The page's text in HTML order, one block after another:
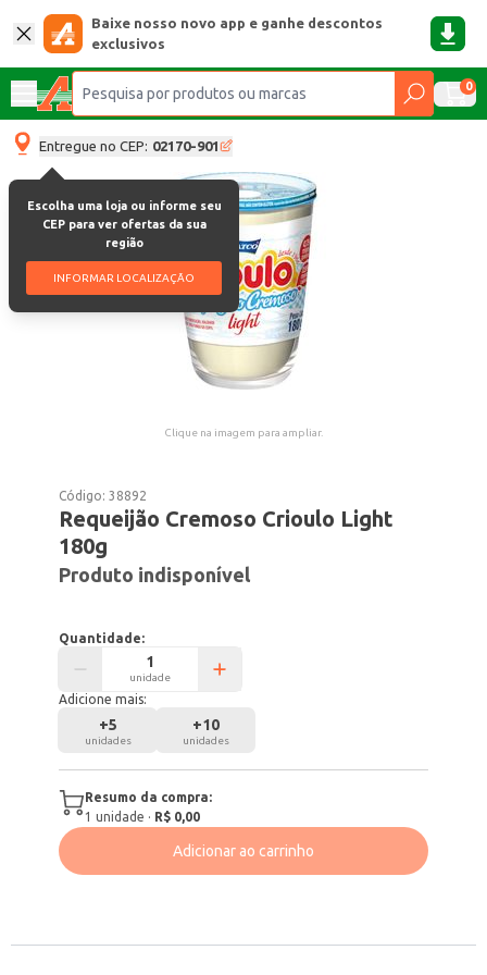
Baixe nosso novo app e ganhe descontos
exclusivos
0
Entregue no CEP: 02170-901
Escolha uma loja ou informe seu
CEP para ver ofertas da sua
região
INFORMAR LOCALIZAÇÃO
Clique na imagem para ampliar.
Código:38892
Requeijão Cremoso Crioulo Light
180g
Produto indisponível
Quantidade:
unidade
Adicione mais:
+5
unidades
+10
unidades
Resumo da compra:
1 unidade · R$ 0,00
Adicionar ao carrinho